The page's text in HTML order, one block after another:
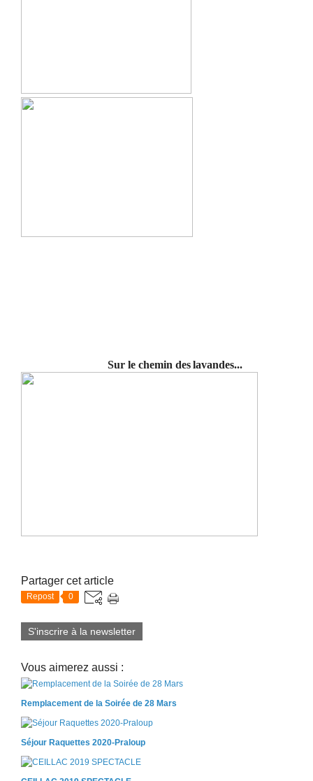
Sur le chemin deslavandes...
Partager cet article
Repost 0
S'inscrire à la newsletter
Vous aimerez aussi :
Remplacement de la Soirée de 28 Mars
Séjour Raquettes 2020-Praloup